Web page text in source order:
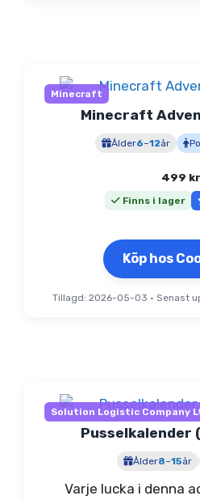
Minecraft
Minecraft
Ålder6–12år
499 kr
Finns i lager
Köp hos
Tillagd: 2026-05-03 • Senast
Solution Logistic Company
Pusselkalender
Ålder8–15år
Varje lucka i denna